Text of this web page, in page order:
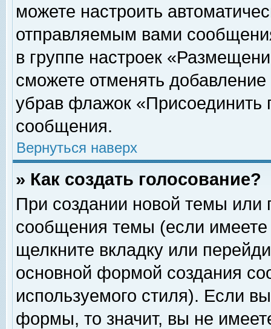
можете настроить
отправляемым вами
в группе настроек
сможете отменять
убрав флажок «Присоединить
сообщения.
Вернуться наверх
» Как создать голосование?
При создании новой темы или
сообщения темы (если
щелкните вкладку или
основной формой создания
используемого стиля). Если
формы, то значит, вы не